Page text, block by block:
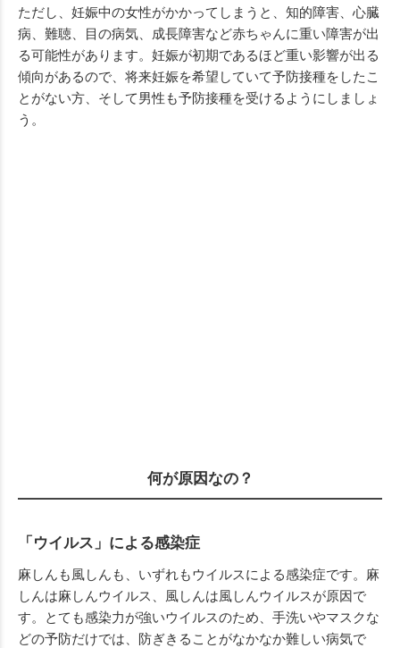
ただし、妊娠中の女性がかかってしまうと、知的障害、心臓
病、難聴、目の病気、成長障害など赤ちゃんに重い障害が出
る可能性があります。妊娠が初期であるほど重い影響が出る
傾向があるので、将来妊娠を希望していて予防接種をしたこ
とがない方、そして男性も予防接種を受けるようにしましょ
う。
何が原因なの？
「ウイルス」による感染症
麻しんも風しんも、いずれもウイルスによる感染症です。麻
しんは麻しんウイルス、風しんは風しんウイルスが原因で
す。とても感染力が強いウイルスのため、手洗いやマスクな
どの予防だけでは、防ぎきることがなかなか難しい病気で